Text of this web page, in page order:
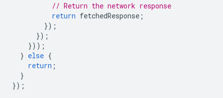
// Return the network response
return fetchedResponse ;
});
});
}));
} else {
return ;
}
});